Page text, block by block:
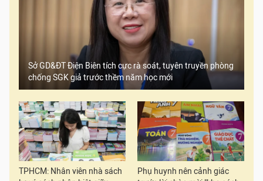
Sở GD&ĐT Điện Biên tích cực rà soát, tuyên truyền phòng
chống SGK giả trước thềm năm học mới
TPHCM: Nhân viên nhà sách
Phụ huynh nên cảnh giác